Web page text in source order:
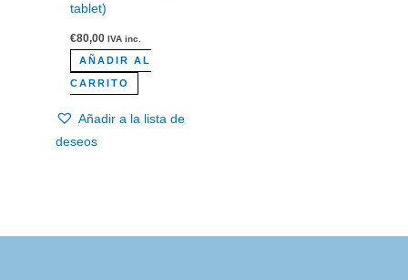
tablet)
€80,00 IVA inc.
AÑADIR AL
CARRITO
Añadir a la lista de
deseos